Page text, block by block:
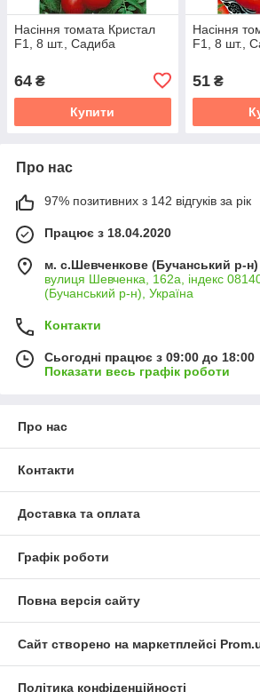
Насіння томата Кристал
F1, 8 шт., Садиба
64 ₴
Купити
Насіння
F1, 8 шт.,
51₴
Про нас
97% позитивних з 142 відгуків за рік
Працює з 18.04.2020
м. с.Шевченкове (Бучанський р-н)
вулиця Шевченка, 162а, індекс
(Бучанський р-н), Україна
Контакти
Сьогодні працює з 09:00 до 18:00
Показати весь графік роботи
Про нас
Контакти
Доставка та оплата
Графік роботи
Повна версія сайту
Сайт створено на маркетплейсі
Політика конфіденційності